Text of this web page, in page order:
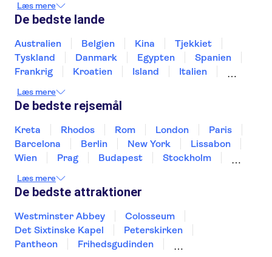
Santorini Volcano
Heraklion Archaeological Museum
Archeological Museum of Chania
Achilleion Palace
Elafonisi
Paleokastritsa Monastery
TUI Rhodes Marathon
Læs mere
De bedste lande
Australien Belgien Kina
Tjekkiet
Tyskland
Danmark Egypten
Spanien
Frankrig
Kroatien Island
Italien
Sverige
Slovenien
Læs mere
De bedste rejsemål
Kreta Rhodos Rom London
Paris
Barcelona
Berlin New York
Lissabon
Wien
Prag Budapest
Stockholm
Aarhus
Kiel Helsingborg
Læs mere
De bedste attraktioner
Westminster Abbey
Colosseum
Det Sixtinske Kapel
Peterskirken
Pantheon
Frihedsgudinden